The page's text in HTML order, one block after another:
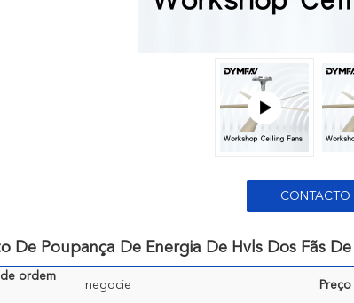
CONTACTO
De Poupança De Energia De Hvls Dos Fãs
ordem
negocie Preço